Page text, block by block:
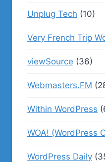
Unplug Tech (10)
Very French Trip
viewSource (36)
Webmasters.FM
Within WordPress
WOA! (WordPress
WordPress Daily